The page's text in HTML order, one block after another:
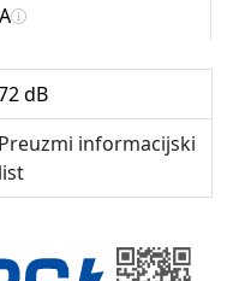
A
dB
Preuzmi informacijski
list